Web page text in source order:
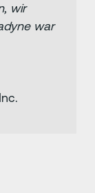
wir
war